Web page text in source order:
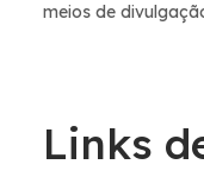
meios de
Links